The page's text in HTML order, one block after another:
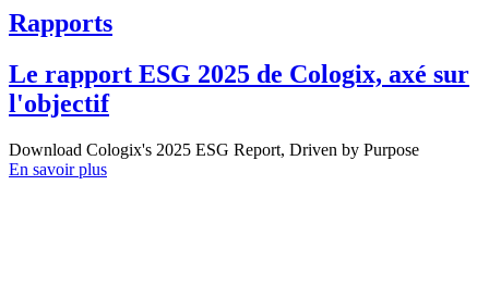
Rapports
Le rapport ESG 2025 de Cologix, axé sur
l'objectif
Download Cologix's 2025 ESG Report, Driven by Purpose
En savoir plus